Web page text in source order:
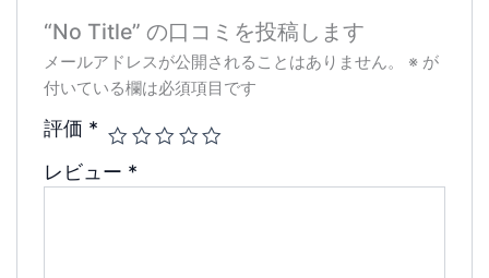
“No Title” の口コミを投稿します
メールアドレスが公開されることはありません。 ※ が
付いている欄は必須項目です
評価 *
レビュー *